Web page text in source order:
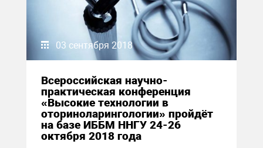
03 сентября 2018
Всероссийская научно-
практическая конференция
«Высокие технологии в
оториноларингологии» пройдёт
на базе ИББМ ННГУ 24-26
октября 2018 года